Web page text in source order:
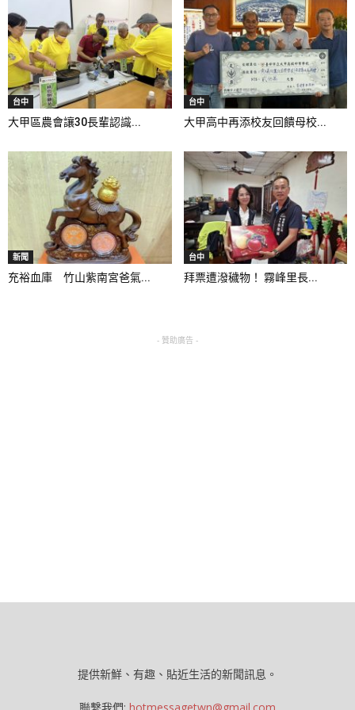
台中
大甲區農會讓30長輩認識...
台中
大甲高中再添校友回饋母校...
新聞
充裕血庫 竹山紫南宮爸氣...
台中
拜票遭潑穢物！ 霧峰里長...
- 贊助廣告 -
提供新鮮、有趣、貼近生活的新聞訊息。